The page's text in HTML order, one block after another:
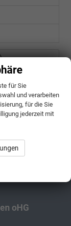
)
oHG
für Sie
und verarbeiten
für die Sie
jederzeit mit